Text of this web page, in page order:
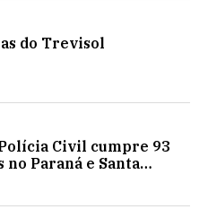
do Trevisol
Civil cumpre 93
Paraná e Santa